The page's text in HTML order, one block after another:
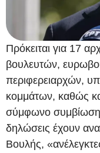
Πρόκειται για 17
βουλευτών,
περιφερειαρχών,
κομμάτων, καθώς
σύμφωνο
δηλώσεις έχουν
Βουλής,